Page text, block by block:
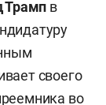
Трамп в
своего
во